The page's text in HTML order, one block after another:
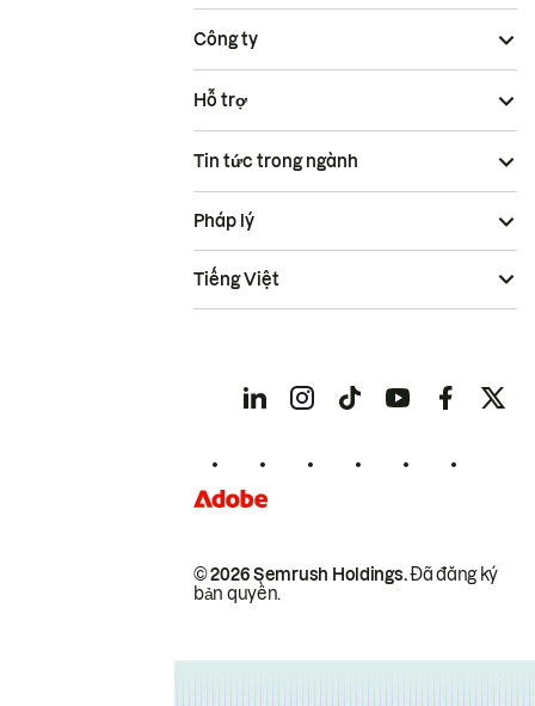
Công ty
Hỗ trợ
Tin tức trong ngành
© 2026 Semrush Holdings.Đã đăng ký
bản quyền.
Pháp lý
Tiếng Việt